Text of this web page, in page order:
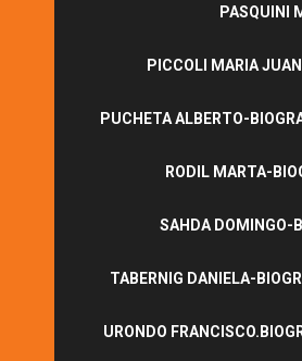
PASQUINI
PICCOLI MARIA
PUCHETA ALBERTO-
RODIL MARTA-
SAHDA DOMINGO-
TABERNIG DANIELA-
URONDO